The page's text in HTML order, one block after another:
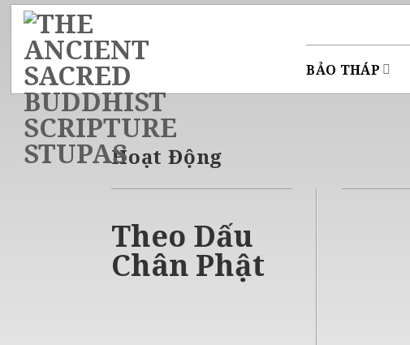
Skip
content
BẢO THÁP
Hoạt Động
Theo Dấu
Chân Phật